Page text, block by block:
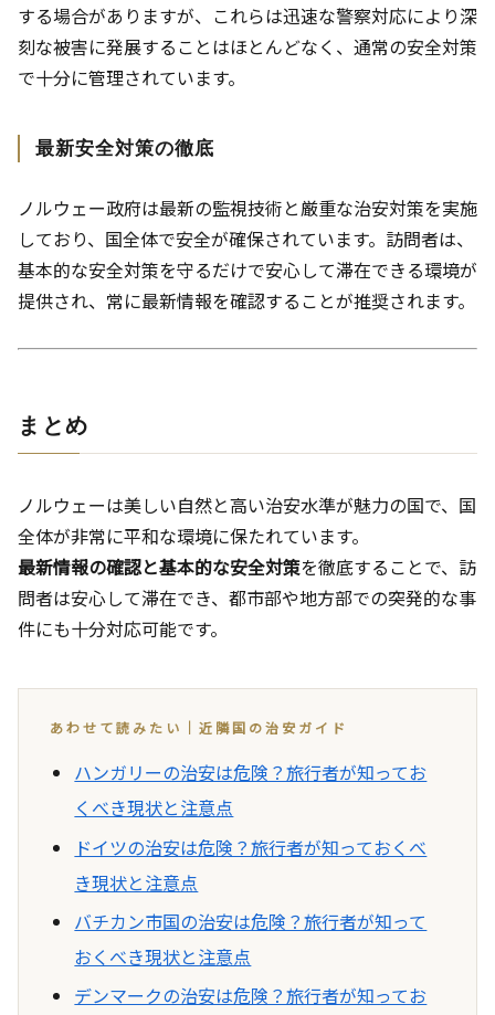
する場合がありますが、これらは迅速な警察対応により深
刻な被害に発展することはほとんどなく、通常の安全対策
で十分に管理されています。
最新安全対策の徹底
ノルウェー政府は最新の監視技術と厳重な治安対策を実施
しており、国全体で安全が確保されています。訪問者は、
基本的な安全対策を守るだけで安心して滞在できる環境が
提供され、常に最新情報を確認することが推奨されます。
まとめ
ノルウェーは美しい自然と高い治安水準が魅力の国で、国
全体が非常に平和な環境に保たれています。
最新情報の確認と基本的な安全対策を徹底することで、訪
問者は安心して滞在でき、都市部や地方部での突発的な事
件にも十分対応可能です。
あわせて読みたい｜近隣国の治安ガイド
ハンガリーの治安は危険？旅行者が知ってお
くべき現状と注意点
ドイツの治安は危険？旅行者が知っておくべ
き現状と注意点
バチカン市国の治安は危険？旅行者が知って
おくべき現状と注意点
デンマークの治安は危険？旅行者が知ってお